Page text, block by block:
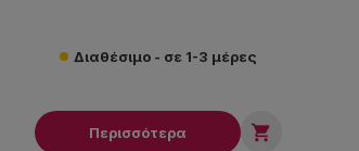
Διαθέσιμο - σε 1-3 μέρες
Περισσότερα 